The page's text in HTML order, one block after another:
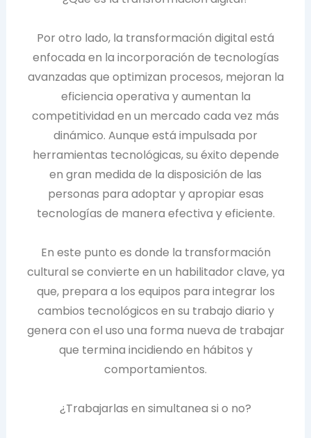
Por otro lado, la transformación digital está
enfocada en la incorporación de tecnologías
avanzadas que optimizan procesos, mejoran la
eficiencia operativa y aumentan la
competitividad en un mercado cada vez más
dinámico. Aunque está impulsada por
herramientas tecnológicas, su éxito depende
en gran medida de la disposición de las
personas para adoptar y apropiar esas
tecnologías de manera efectiva y eficiente.
En este punto es donde la transformación
cultural se convierte en un habilitador clave, ya
que, prepara a los equipos para integrar los
cambios tecnológicos en su trabajo diario y
genera con el uso una forma nueva de trabajar
que termina incidiendo en hábitos y
comportamientos.
¿Trabajarlas en simultanea si o no?